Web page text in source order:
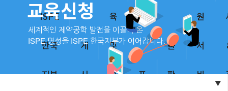
ISPE
한국
지부
게
시
육
및
훈 포
출
판
원
서
비
교육신청
세계적인 제약공학 발전을 이끌어 온
ISPE 명성을 ISPE 한국지부가 이어갑니다.
▼